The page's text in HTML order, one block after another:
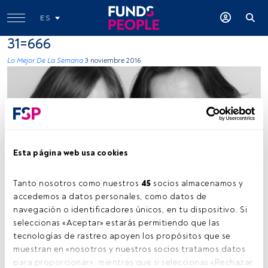
Esta página web usa cookies
Tanto nosotros como nuestros 45 socios almacenamos y
accedemos a datos personales, como datos de
navegación o identificadores únicos, en tu dispositivo. Si
seleccionas «Aceptar» estarás permitiendo que las
tecnologías de rastreo apoyen los propósitos que se
muestran en «nosotros y nuestros socios tratamos datos
para proporcionar», mientras que si seleccionas «Rechazar
ES
31=666
Lo Mejor De La Semana 3 noviembre 2016
Tiempo lectura:
Lo Mejor de la Semana. Blog deMaría Folquéy
Montserrat Formoso